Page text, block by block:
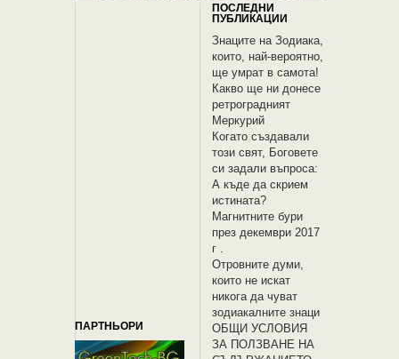
ПОСЛЕДНИ
ПУБЛИКАЦИИ
Знаците на Зодиака,
които, най-вероятно,
ще умрат в самота!
Какво ще ни донесе
ретроградният
Меркурий
Когато създавали
този свят, Боговете
си задали въпроса:
А къде да скрием
истината?
Магнитните бури
през декември 2017
г .
Отровните думи,
които не искат
никога да чуват
зодиакалните знаци
ПАРТНЬОРИ
OБЩИ УСЛОВИЯ
ЗА ПОЛЗВАНЕ НА